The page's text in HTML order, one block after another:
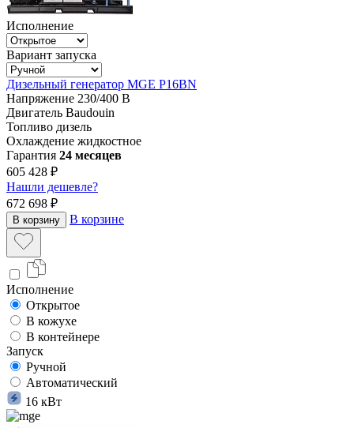
Исполнение
Вариант запуска
Дизельный генератор MGE P16BN
Напряжение 230/400 В
Двигатель Baudouin
Топливо дизель
Охлаждение жидкостное
Гарантия 24 месяцев
605 428 ₽
Нашли дешевле?
672 698 ₽
В корзину В корзине
Исполнение
Открытое
В кожухе
В контейнере
Запуск
Ручной
Автоматический
16 кВт